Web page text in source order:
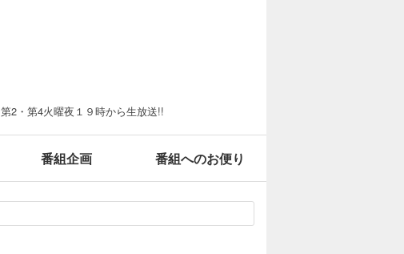
2・第4火曜夜１９時から生放送!!
番組企画 番組へのお便り